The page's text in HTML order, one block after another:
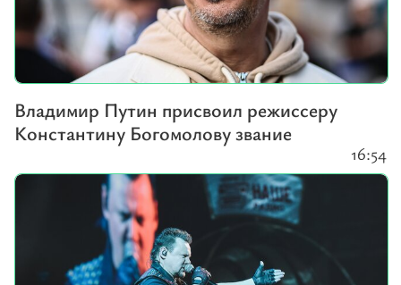
Владимир Путин присвоил режиссеру
Константину Богомолову звание
16:54